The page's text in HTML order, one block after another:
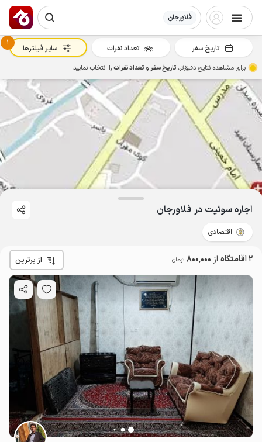
فلاورجان
2.5میلیون ت
اجاره سوئیت در فلاورجان
اقتصادی
2 اقامتگاه از 800٬000 تومان از برترین
تاریخ سفر تعداد نفرات
1
سایر فیلترها
برای مشاهده نتایج دقیق‌تر، تاریخ سفرو تعداد نفراترا انتخاب نمایید